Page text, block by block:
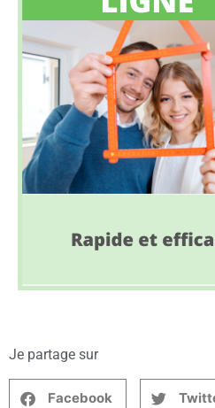
Je partage sur
Facebook